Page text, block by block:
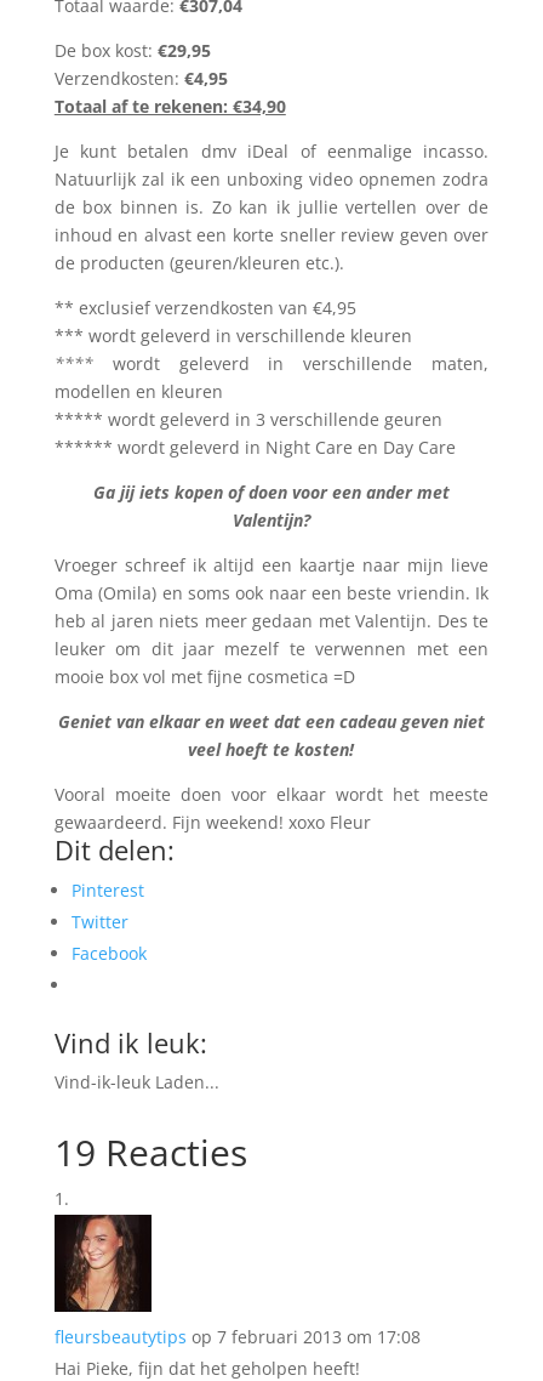
Totaal waarde: €307,04
De box kost: €29,95
Verzendkosten: €4,95
Totaal af te rekenen: €34,90
Je kunt betalen dmv iDeal of eenmalige incasso.
Natuurlijk zal ik een unboxing video opnemen zodra
de box binnen is. Zo kan ik jullie vertellen over de
inhoud en alvast een korte sneller review geven over
de producten (geuren/kleuren etc.).
** exclusief verzendkosten van €4,95
*** wordt geleverd in verschillende kleuren
**** wordt geleverd in verschillende maten,
modellen en kleuren
***** wordt geleverd in 3 verschillende geuren
****** wordt geleverd in Night Care en Day Care
Ga jij iets kopen of doen voor een ander met
Valentijn?
Vroeger schreef ik altijd een kaartje naar mijn lieve
Oma (Omila) en soms ook naar een beste vriendin. Ik
heb al jaren niets meer gedaan met Valentijn. Des te
leuker om dit jaar mezelf te verwennen met een
mooie box vol met fijne cosmetica =D
Geniet van elkaar en weet dat een cadeau geven niet
veel hoeft te kosten!
Vooral moeite doen voor elkaar wordt het meeste
gewaardeerd. Fijn weekend! xoxo Fleur
Dit delen:
Pinterest
Twitter
Facebook
Vind ik leuk:
Vind-ik-leuk Laden...
19 Reacties
fleursbeautytips op 7 februari 2013 om 17:08
Hai Pieke, fijn dat het geholpen heeft!